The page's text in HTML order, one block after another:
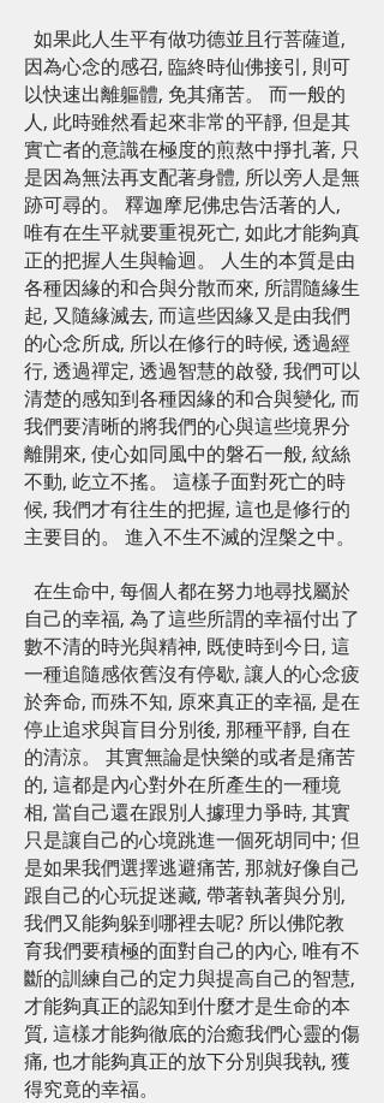
如果此人生平有做功德並且行菩薩道,
因為心念的感召, 臨終時仙佛接引, 則可
以快速出離軀體, 免其痛苦。 而一般的
人, 此時雖然看起來非常的平靜, 但是其
實亡者的意識在極度的煎熬中掙扎著, 只
是因為無法再支配著身體, 所以旁人是無
跡可尋的。 釋迦摩尼佛忠告活著的人,
唯有在生平就要重視死亡, 如此才能夠真
正的把握人生與輪迴。 人生的本質是由
各種因緣的和合與分散而來, 所謂隨緣生
起, 又隨緣滅去, 而這些因緣又是由我們
的心念所成, 所以在修行的時候, 透過經
行, 透過禪定, 透過智慧的啟發, 我們可以
清楚的感知到各種因緣的和合與變化, 而
我們要清晰的將我們的心與這些境界分
離開來, 使心如同風中的磐石一般, 紋絲
不動, 屹立不搖。 這樣子面對死亡的時
候, 我們才有往生的把握, 這也是修行的
主要目的。 進入不生不滅的涅槃之中。
在生命中, 每個人都在努力地尋找屬於
自己的幸福, 為了這些所謂的幸福付出了
數不清的時光與精神, 既使時到今日, 這
一種追隨感依舊沒有停歇, 讓人的心念疲
於奔命, 而殊不知, 原來真正的幸福, 是在
停止追求與盲目分別後, 那種平靜, 自在
的清涼。 其實無論是快樂的或者是痛苦
的, 這都是內心對外在所產生的一種境
相, 當自己還在跟別人據理力爭時, 其實
只是讓自己的心境跳進一個死胡同中; 但
是如果我們選擇逃避痛苦, 那就好像自己
跟自己的心玩捉迷藏, 帶著執著與分別,
我們又能夠躲到哪裡去呢? 所以佛陀教
育我們要積極的面對自己的內心, 唯有不
斷的訓練自己的定力與提高自己的智慧,
才能夠真正的認知到什麼才是生命的本
質, 這樣才能夠徹底的治癒我們心靈的傷
痛, 也才能夠真正的放下分別與我執, 獲
得究竟的幸福。